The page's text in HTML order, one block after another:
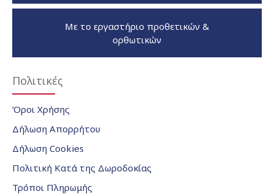
Με το εργαστήριο προθετικών &
ορθωτικών
Πολιτικές
Όροι Χρήσης
Δήλωση Απορρήτου
Δήλωση Cookies
Πολιτική Κατά της Δωροδοκίας
Τρόποι Πληρωμής